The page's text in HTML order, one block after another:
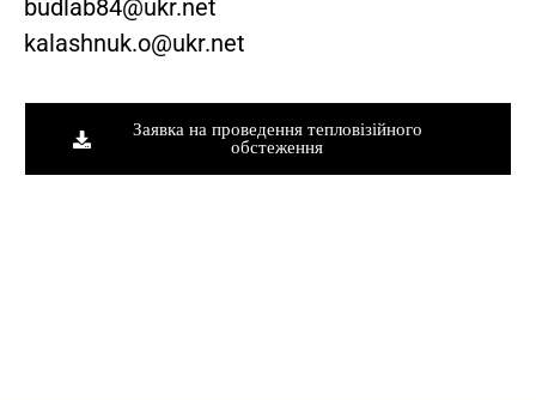
budlab84@ukr.net
kalashnuk.o@ukr.net
Заявка на проведення тепловізійного
обстеження